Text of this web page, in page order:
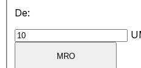
De:
MRO